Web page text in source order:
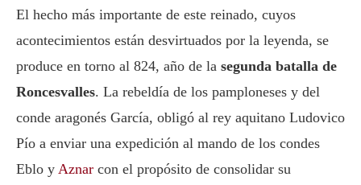
El hecho más importante de este reinado, cuyos
acontecimientos están desvirtuados por la leyenda, se
produce en torno al 824, año de la segunda batalla de
Roncesvalles. La rebeldía de los pamploneses y del
conde aragonés García, obligó al rey aquitano Ludovico
Pío a enviar una expedición al mando de los condes
Eblo y Aznar con el propósito de consolidar su